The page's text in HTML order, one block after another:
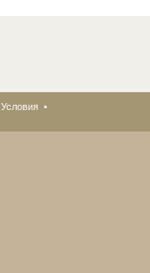
Условия •